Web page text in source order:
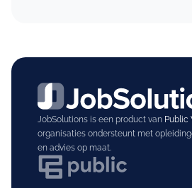
JobSolutions is een product van Public
organisaties ondersteunt met
en advies op maat.